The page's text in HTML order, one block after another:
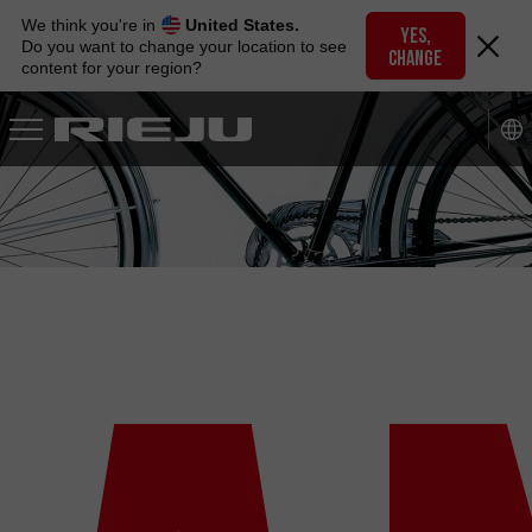
navigation
to
content
We think you're in
United States.
Do you want to change your location to see
content for your region?
YES,
CHANGE